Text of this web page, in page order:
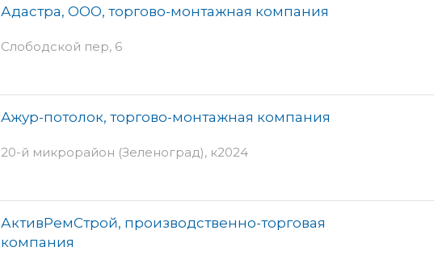
Адастра, ООО, торгово-монтажная компания
Слободской пер, 6
Ажур-потолок, торгово-монтажная компания
20-й микрорайон (Зеленоград), к2024
АктивРемСтрой, производственно-торговая
компания